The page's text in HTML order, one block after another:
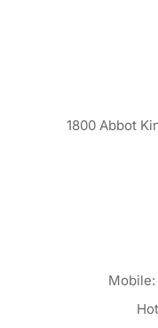
1800 Abbot
Mobile: